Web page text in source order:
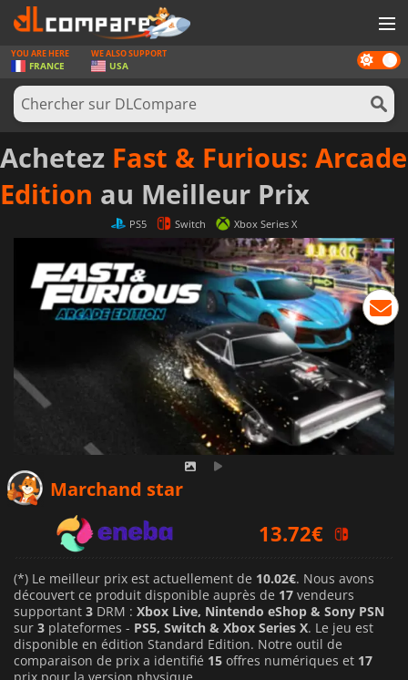
JEUX
CARTES PRÉPAYÉES
LOGICIELS
CONCOURS
MATÉRIEL
SE CONNECTER OU S'INSCRIRE
Dark
mode
YOU ARE HERE
FRANCE
WE ALSO SUPPORT
USA
Achetez Fast & Furious: Arcade
Edition au Meilleur Prix
PS5 Switch Xbox Series X
Marchand star
13.72€
14.39€
(*) Le meilleur prix est actuellement de 10.02€. Nous avons
découvert ce produit disponible auprès de 17 vendeurs
supportant 3 DRM : Xbox Live, Nintendo eShop & Sony PSN
sur 3 plateformes - PS5, Switch & Xbox Series X. Le jeu est
disponible en édition Standard Edition. Notre outil de
comparaison de prix a identifié 15 offres numériques et 17